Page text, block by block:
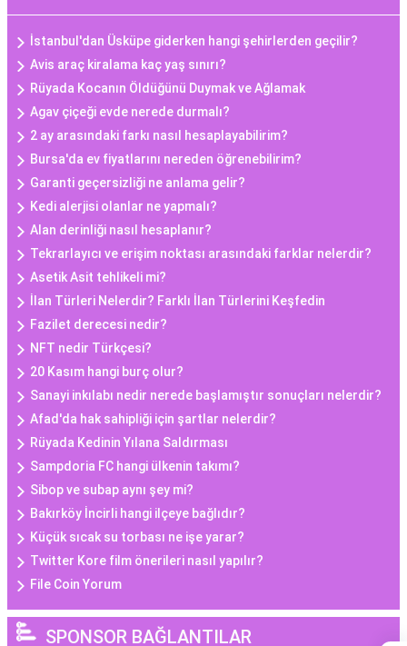
İstanbul'dan Üsküpe giderken hangi şehirlerden geçilir?
Avis araç kiralama kaç yaş sınırı?
Rüyada Kocanın Öldüğünü Duymak ve Ağlamak
Agav çiçeği evde nerede durmalı?
2 ay arasındaki farkı nasıl hesaplayabilirim?
Bursa'da ev fiyatlarını nereden öğrenebilirim?
Garanti geçersizliği ne anlama gelir?
Kedi alerjisi olanlar ne yapmalı?
Alan derinliği nasıl hesaplanır?
Tekrarlayıcı ve erişim noktası arasındaki farklar nelerdir?
Asetik Asit tehlikeli mi?
İlan Türleri Nelerdir? Farklı İlan Türlerini Keşfedin
Fazilet derecesi nedir?
NFT nedir Türkçesi?
20 Kasım hangi burç olur?
Sanayi inkılabı nedir nerede başlamıştır sonuçları nelerdir?
Afad'da hak sahipliği için şartlar nelerdir?
Rüyada Kedinin Yılana Saldırması
Sampdoria FC hangi ülkenin takımı?
Sibop ve subap aynı şey mi?
Bakırköy İncirli hangi ilçeye bağlıdır?
Küçük sıcak su torbası ne işe yarar?
Twitter Kore film önerileri nasıl yapılır?
File Coin Yorum
SPONSOR BAĞLANTILAR